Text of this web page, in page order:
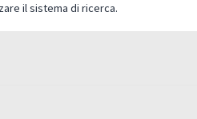
il sistema di ricerca.